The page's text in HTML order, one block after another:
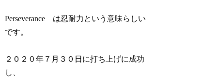
Perseverance は忍耐力という意味らしい
です。
２０２０年７月３０日に打ち上げに成功
し、